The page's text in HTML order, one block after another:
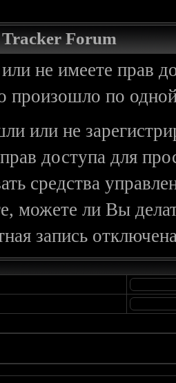
Forum
не имеете прав
произошло по
или не
доступа для
средства
можете ли Вы
запись